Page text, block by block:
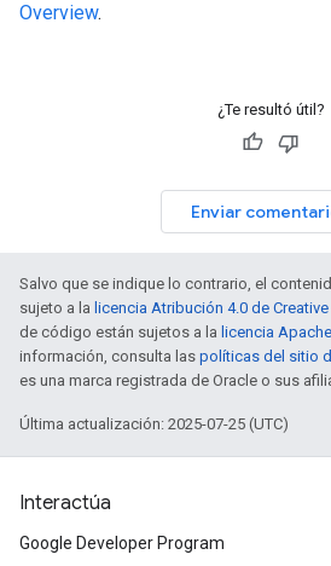
Overview.
¿Te resultó útil?
Enviar
Salvo que se indique lo contrario, el
sujeto a la licencia Atribución 4.0 de
de código están sujetos a la licencia
información, consulta las políticas del sitio
es una marca registrada de Oracle o sus
Última actualización: 2025-07-25 (UTC)
Interactúa
Google Developer Program